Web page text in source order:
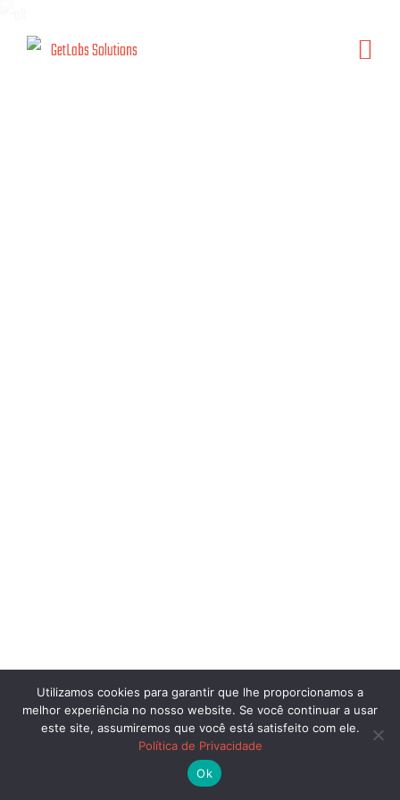
Utilizamos cookies para garantir que lhe proporcionamos a
melhor experiência no nosso website. Se você continuar a usar
este site, assumiremos que você está satisfeito com ele.
Política de Privacidade
Ok